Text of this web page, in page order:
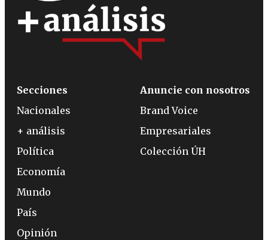
Secciones
Nacionales
+ análisis
Política
Economía
Mundo
País
Opinión
Anuncie con nosotros
Brand Voice
Empresariales
Colección ÚH